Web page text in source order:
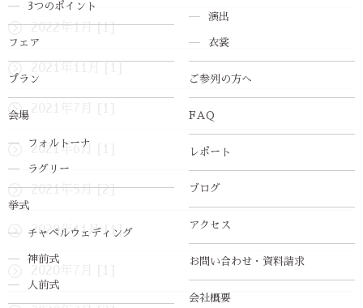
3つのポイント
フェア
プラン
会場
フォルトーナ
ラグリー
挙式
チャペルウェディング
神前式
人前式
演出
衣裳
ご参列の方へ
FAQ
レポート
ブログ
アクセス
お問い合わせ・資料請求
会社概要
2022年1月 [1]
2021年6月 [1]
2021年5月 [2]
2020年11月 [1]